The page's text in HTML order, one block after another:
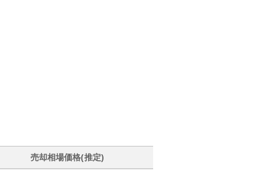
売却相場価格(推定)